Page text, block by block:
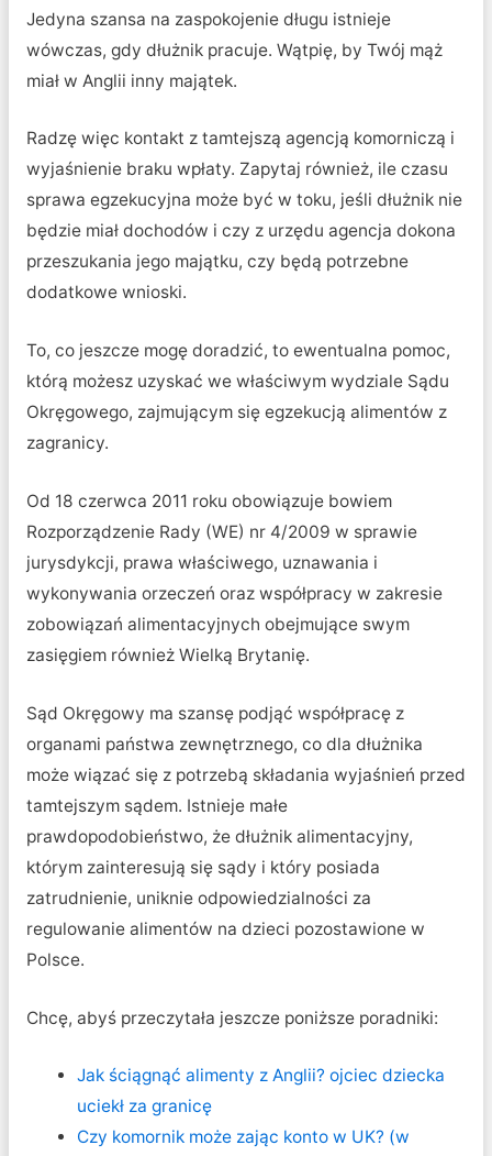
Jedyna szansa na zaspokojenie długu istnieje
wówczas, gdy dłużnik pracuje. Wątpię, by Twój mąż
miał w Anglii inny majątek.
Radzę więc kontakt z tamtejszą agencją komorniczą i
wyjaśnienie braku wpłaty. Zapytaj również, ile czasu
sprawa egzekucyjna może być w toku, jeśli dłużnik nie
będzie miał dochodów i czy z urzędu agencja dokona
przeszukania jego majątku, czy będą potrzebne
dodatkowe wnioski.
To, co jeszcze mogę doradzić, to ewentualna pomoc,
którą możesz uzyskać we właściwym wydziale Sądu
Okręgowego, zajmującym się egzekucją alimentów z
zagranicy.
Od 18 czerwca 2011 roku obowiązuje bowiem
Rozporządzenie Rady (WE) nr 4/2009 w sprawie
jurysdykcji, prawa właściwego, uznawania i
wykonywania orzeczeń oraz współpracy w zakresie
zobowiązań alimentacyjnych obejmujące swym
zasięgiem również Wielką Brytanię.
Sąd Okręgowy ma szansę podjąć współpracę z
organami państwa zewnętrznego, co dla dłużnika
może wiązać się z potrzebą składania wyjaśnień przed
tamtejszym sądem. Istnieje małe
prawdopodobieństwo, że dłużnik alimentacyjny,
którym zainteresują się sądy i który posiada
zatrudnienie, uniknie odpowiedzialności za
regulowanie alimentów na dzieci pozostawione w
Polsce.
Chcę, abyś przeczytała jeszcze poniższe poradniki:
Jak ściągnąć alimenty z Anglii? ojciec dziecka
uciekł za granicę
Czy komornik może zając konto w UK? (w